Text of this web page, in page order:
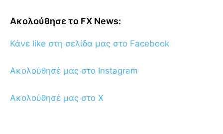
Ακολούθησε το FX News:
Κάνε like στη σελίδα μας στο Facebook
Ακολούθησέ μας στο Instagram
Ακολούθησέ μας στο X